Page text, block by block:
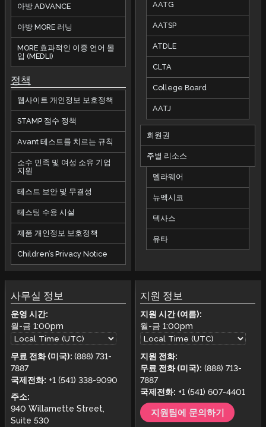
아방 ADVANCE
아방 MORE 러닝
MORE 효과적인 이중 언어 몰
입 (MEDLI)
정책
웹사이트 개인정보 보호정책
STAMP 점수 정책
Avant 테스트를 치르는 규칙
소수 민족 및 여성 소유 기업
지원
테스트 보안 및 무결성
테스팅 수용 시설
제품 개인정보 보호정책
Children’s Privacy Notice
AATG
AATSP
ATDLE
CLTA
College Board
AATJ
회원권
주별 리소스
델라웨어
뉴멕시코
텍사스
유타
사무실 정보
운영 시간:
월-금 1:00pm
무료 전화 (미국): (888) 731-
7887
국제전화: +1 (541) 338-9090
주소:
940 Willamette Street,
Suite 530
지원 정보
지원 시간 (여름):
월-금1:00pm
지원 전화:
무료 전화 (미국): (888) 713-
7887
국제전화: +1 (541) 607-4401
지원팀에 문의하기